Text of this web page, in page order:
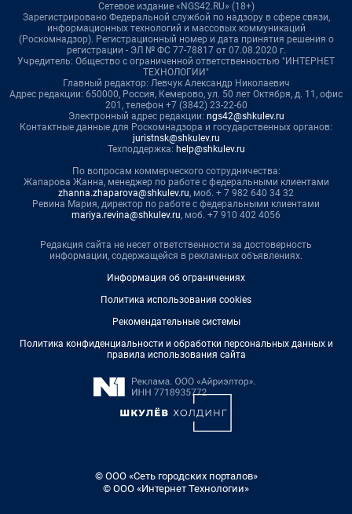
Сетевое издание «NGS42.RU» (18+)
Зарегистрировано Федеральной службой по надзору в сфере связи,
информационных технологий и массовых коммуникаций
(Роскомнадзор). Регистрационный номер и дата принятия решения о
регистрации - ЭЛ № ФС 77-78817 от 07.08.2020 г.
Учредитель: Общество с ограниченной ответственностью "ИНТЕРНЕТ
ТЕХНОЛОГИИ"
Главный редактор: Левчук Александр Николаевич
Адрес редакции: 650000, Россия, Кемерово, ул. 50 лет Октября, д. 11, офис
201, телефон +7 (3842) 23-22-60
Электронный адрес редакции: ngs42@shkulev.ru
Контактные данные для Роскомнадзора и государственных органов:
juristnsk@shkulev.ru
Техподдержка: help@shkulev.ru
По вопросам коммерческого сотрудничества:
Жапарова Жанна, менеджер по работе с федеральными клиентами
zhanna.zhaparova@shkulev.ru, моб. + 7 982 640 34 32
Ревина Мария, директор по работе с федеральными клиентами
mariya.revina@shkulev.ru, моб. +7 910 402 4056
Редакция сайта не несет ответственности за достоверность
информации, содержащейся в рекламных объявлениях.
Информация об ограничениях
Политика использования cookies
Рекомендательные системы
Политика конфиденциальности и обработки персональных данных и
правила использования сайта
© ООО «Сеть городских порталов»
© ООО «Интернет Технологии»